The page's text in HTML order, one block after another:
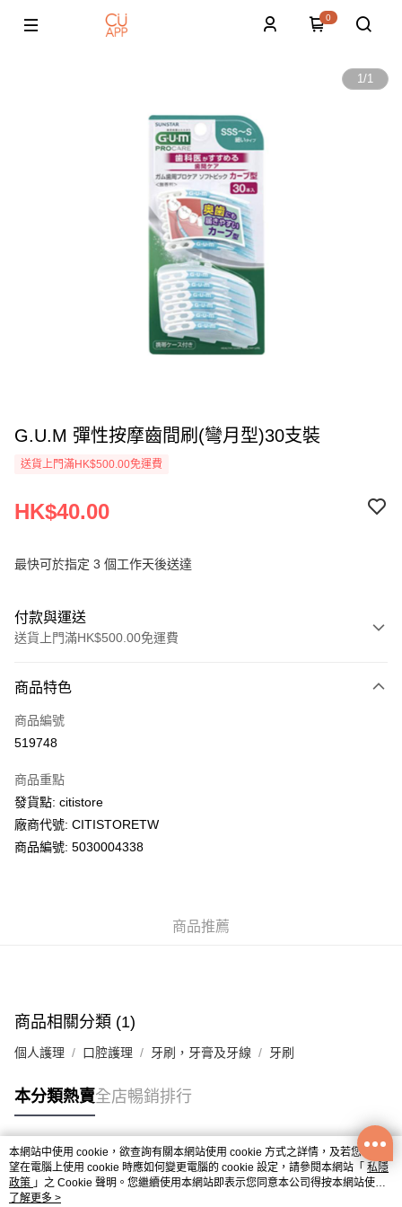
0
1/1
G.U.M 彈性按摩齒間刷(彎月型)30支裝
送貨上門滿HK$500.00免運費
HK$40.00
最快可於指定 3 個工作天後送達
付款與運送
送貨上門滿HK$500.00免運費
信用卡
AlipayHK
WeChat Pay
送貨方式
每筆HK$50.00，滿HK$200.00或以上免運費
UNY 門市自取
商品特色
商品編號
519748
商品重點
發貨點: citistore
廠商代號: CITISTORETW
商品編號: 5030004338
商品推薦
商品相關分類 (1)
個人護理 口腔護理 牙刷，牙膏及牙線 牙刷
本分類熱賣全店暢銷排行
熱門標籤
熱銷排行
本網站中使用 cookie，欲查詢有關本網站使用 cookie 方式之詳情，及若您不希
望在電腦上使用 cookie 時應如何變更電腦的 cookie 設定，請參閱本網站「 私隱
政策 」之 Cookie 聲明。您繼續使用本網站即表示您同意本公司得按本網站使用
條款之 Cookie 聲明使用 cookie。
了解更多 >